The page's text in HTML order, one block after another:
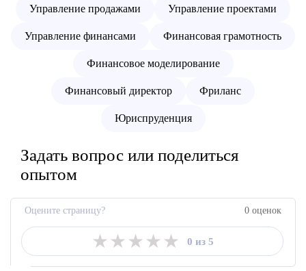
Управление продажами Управление проектами
Управление финансами Финансовая грамотность
Финансовое моделирование
Финансовый директор Фриланс
Юриспруденция
Задать вопрос или поделиться
опытом
Оцените страницу?
★ ★ ★ ★ ★ 0 из 5
0 оценок